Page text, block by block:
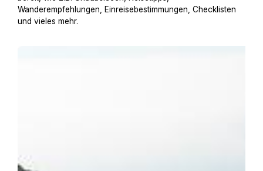
Wanderempfehlungen, Einreisebestimmungen, Checklisten
und vieles mehr.